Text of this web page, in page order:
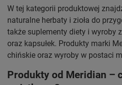
W tej kategorii produktowej
naturalne herbaty i zioła do
także suplementy diety i wyroby
oraz kapsułek. Produkty marki
chińskie oraz wyroby w postaci
Produkty od Meridian –